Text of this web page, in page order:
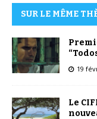
SUR LE MÊME
19
Le